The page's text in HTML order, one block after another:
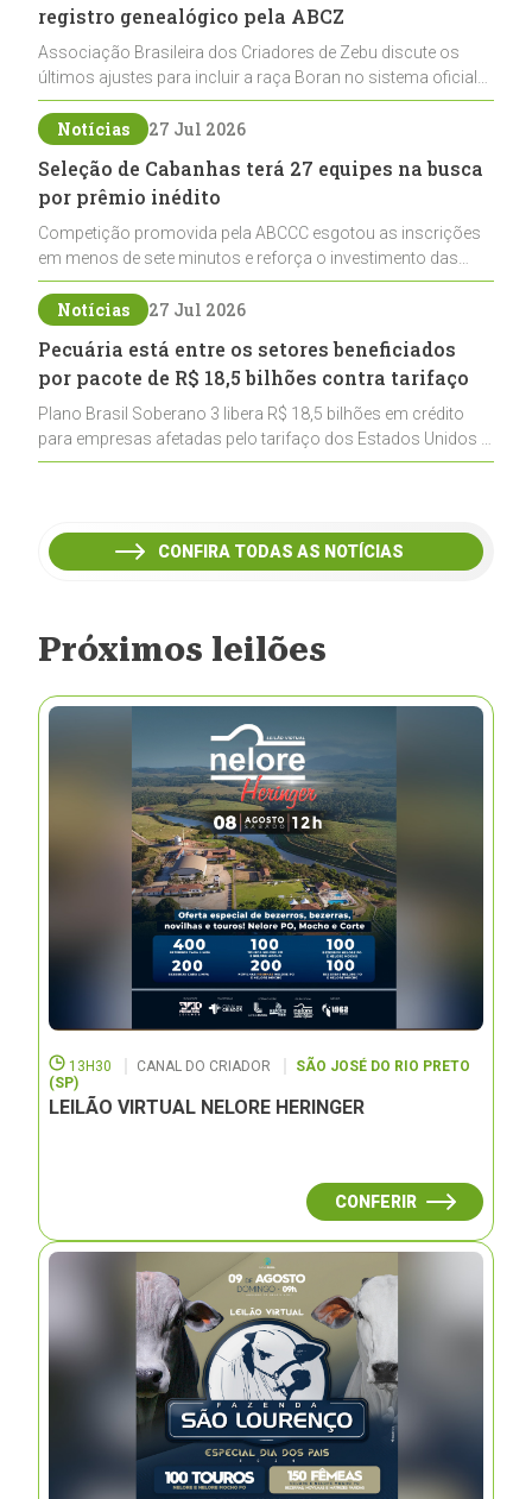
registro genealógico pela ABCZ
Associação Brasileira dos Criadores de Zebu discute os
últimos ajustes para incluir a raça Boran no sistema oficial
de registros, abrindo caminho para sua expansão na
pecuária nacional
Notícias 27 Jul 2026
Seleção de Cabanhas terá 27 equipes na busca
por prêmio inédito
Competição promovida pela ABCCC esgotou as inscrições
em menos de sete minutos e reforça o investimento das
cabanhas na seleção genética de Cavalos Crioulos voltados
ao laço
Notícias 27 Jul 2026
Pecuária está entre os setores beneficiados
por pacote de R$ 18,5 bilhões contra tarifaço
Plano Brasil Soberano 3 libera R$ 18,5 bilhões em crédito
para empresas afetadas pelo tarifaço dos Estados Unidos e
inclui a pecuária entre os setores estratégicos
CONFIRA TODAS AS NOTÍCIAS
Próximos leilões
13H30 CANAL DO CRIADOR
SÃO JOSÉ DO RIO PRETO
(SP)
LEILÃO VIRTUAL NELORE HERINGER
CONFERIR